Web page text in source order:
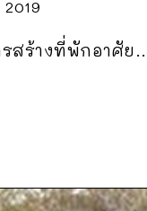
สร้างที่พักอาศัย